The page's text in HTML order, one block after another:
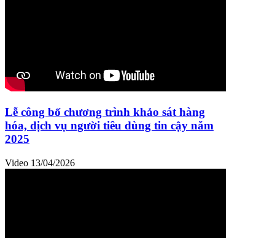
Lễ công bố chương trình khảo sát hàng
hóa, dịch vụ người tiêu dùng tin cậy năm
2025
Video 13/04/2026